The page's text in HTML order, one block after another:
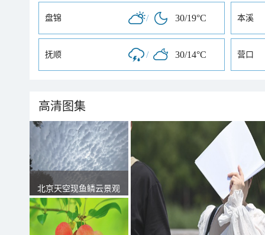
盘锦 / 30/19°C 本溪
抚顺 / 30/14°C 营口
高清图集
北京天空现鱼鳞云景观